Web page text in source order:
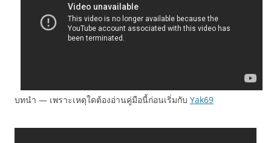
บทนำ — เพราะเหตุใดต้องอ่านคู่มือนี้ก่อนเริ่มกับ Yak69